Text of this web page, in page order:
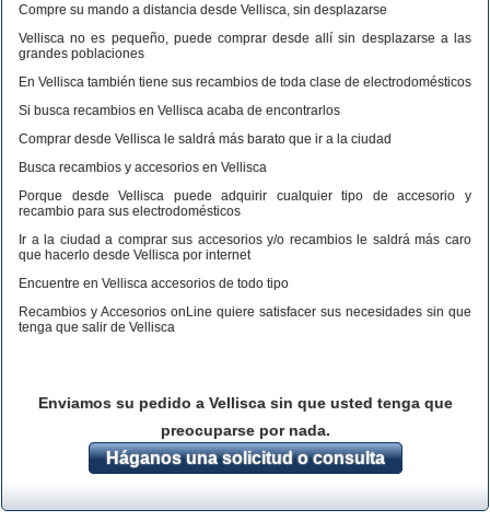
Compre su mando a distancia desde Vellisca, sin desplazarse
Vellisca no es pequeño, puede comprar desde allí sin desplazarse a las
grandes poblaciones
En Vellisca también tiene sus recambios de toda clase de electrodomésticos
Si busca recambios en Vellisca acaba de encontrarlos
Comprar desde Vellisca le saldrá más barato que ir a la ciudad
Busca recambios y accesorios en Vellisca
Porque desde Vellisca puede adquirir cualquier tipo de accesorio y
recambio para sus electrodomésticos
Ir a la ciudad a comprar sus accesorios y/o recambios le saldrá más caro
que hacerlo desde Vellisca por internet
Encuentre en Vellisca accesorios de todo tipo
Recambios y Accesorios onLine quiere satisfacer sus necesidades sin que
tenga que salir de Vellisca
Enviamos su pedido a Vellisca sin que usted tenga que
preocuparse por nada.
Háganos una solicitud o consulta